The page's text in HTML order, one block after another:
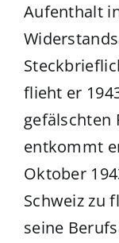
Aufenthalt
flieht er
gefälschten
entkommt
Oktober
Schweiz zu
seine